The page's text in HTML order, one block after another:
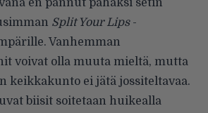
en pannut pahaksi setin
Split Your Lips-
Vanhemman
voivat olla muuta mieltä, mutta
keikkakunto ei jätä jossiteltavaa.
biisit soitetaan huikealla